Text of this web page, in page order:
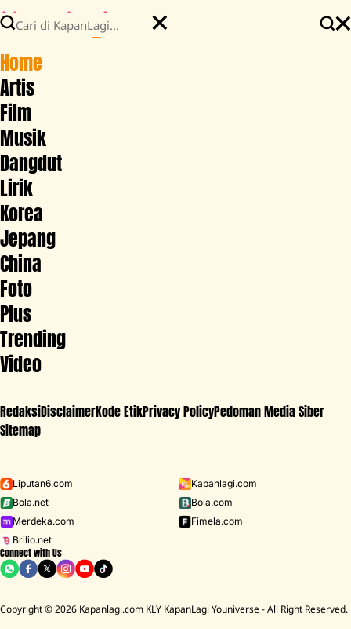
Iklan - Scroll ke bawah untuk melanjutkan
Home
Artis
Film
Musik
Dangdut
Lirik
Korea
Jepang
China
Foto
Plus
Trending
Video
RedaksiDisclaimerKode EtikPrivacy PolicyPedoman Media Siber
Sitemap
Liputan6.com
Kapanlagi.com
Bola.net
Bola.com
Merdeka.com
Fimela.com
Brilio.net
Connect with Us
Copyright © 2026 Kapanlagi.com KLY KapanLagi Youniverse - All Right Reserved.
D ACADEMY 8 Raisa
BREAKING
NEWS
Mendiang Diding Boneng Ambruk Rata Dengan Tanah Cerita Rumah